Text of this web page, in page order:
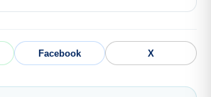
Facebook X